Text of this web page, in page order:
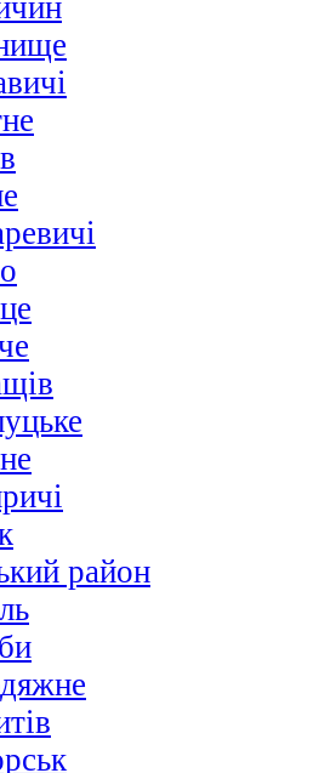
район